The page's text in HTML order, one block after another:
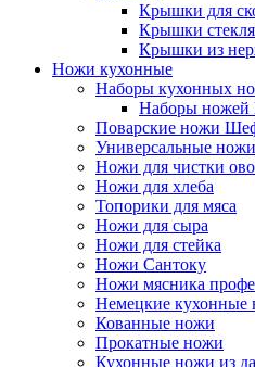
Крышки для
Крышки
Крышки из
Ножи кухонные
Наборы кухонных
Наборы ножей
Поварские ножи
Универсальные
Ножи для чистки
Ножи для хлеба
Топорики для мяса
Ножи для сыра
Ножи для стейка
Ножи Сантоку
Ножи мясника
Немецкие кухонные
Кованные ножи
Прокатные ножи
Кухонные ножи из